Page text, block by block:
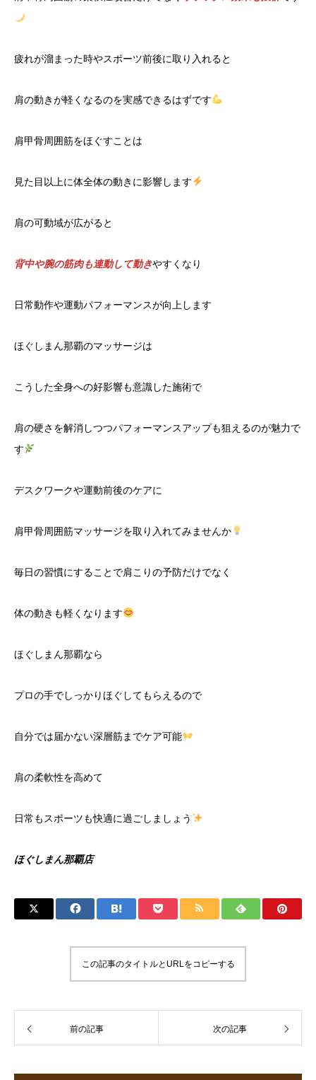
疲れが溜まった時やスポーツ前後に取り入れると
肩の動きが軽くなるのを実感できるはずです
肩甲骨周囲筋をほぐすことは
見た目以上に体全体の動きに影響します
肩の可動域が広がると
背中や腕の筋肉も連動して動きやすくなり
日常動作や運動パフォーマンスが向上します
ほぐしまん那覇のマッサージは
こうした全身への好影響も意識した施術で
肩の硬さを解消しつつパフォーマンスアップも狙えるのが魅力で
す
デスクワークや運動前後のケアに
肩甲骨周囲筋マッサージを取り入れてみませんか
毎日の習慣にすることで肩こりの予防だけでなく
体の動きも軽くなります
ほぐしまん那覇なら
プロの手でしっかりほぐしてもらえるので
自分では届かない深層筋までケア可能
肩の柔軟性を高めて
日常もスポーツも快適に過ごしましょう
ほぐしまん那覇店
この記事のタイトルとURLをコピーする
前の記事 次の記事